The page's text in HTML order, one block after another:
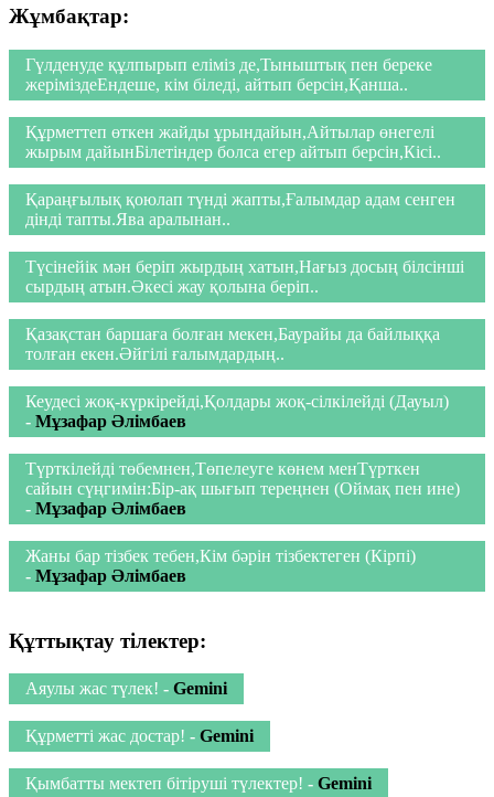
Жұмбақтар:
Гүлденуде құлпырып еліміз де,Тыныштық пен береке
жеріміздеЕндеше, кім біледі, айтып берсін,Қанша..
Құрметтеп өткен жайды ұрындайын,Айтылар өнегелі
жырым дайынБілетіндер болса егер айтып берсін,Кісі..
Қараңғылық қоюлап түнді жапты,Ғалымдар адам сенген
дінді тапты.Ява аралынан..
Түсінейік мән беріп жырдың хатын,Нағыз досың білсінші
сырдың атын.Әкесі жау қолына беріп..
Қазақстан баршаға болған мекен,Баурайы да байлыққа
толған екен.Әйгілі ғалымдардың..
Кеудесі жоқ-күркірейді,Қолдары жоқ-сілкілейді (Дауыл)
- Мұзафар Әлімбаев
Түрткілейді төбемнен,Төпелеуге көнем менТүрткен
сайын сүңгимін:Бір-ақ шығып тереңнен (Оймақ пен ине)
- Мұзафар Әлімбаев
Жаны бар тізбек тебен,Кім бәрін тізбектеген (Кірпі)
- Мұзафар Әлімбаев
Құттықтау тілектер:
Аяулы жас түлек! - Gemini
Құрметті жас достар! - Gemini
Қымбатты мектеп бітіруші түлектер! - Gemini